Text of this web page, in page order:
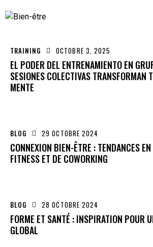
TRAINING OCTOBRE 3, 2025
EL PODER DEL ENTRENAMIENTO EN
SESIONES COLECTIVAS TRANSFORMAN
MENTE
BLOG 29 OCTOBRE 2024
CONNEXION BIEN-ÊTRE : TENDANCES
FITNESS ET DE COWORKING
BLOG 28 OCTOBRE 2024
FORME ET SANTÉ : INSPIRATION POUR
GLOBAL